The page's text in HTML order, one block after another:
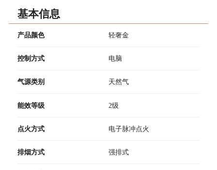
基本信息
产品颜色 轻奢金
控制方式 电脑
气源类别 天然气
能效等级 2级
点火方式 电子脉冲点火
排烟方式 强排式